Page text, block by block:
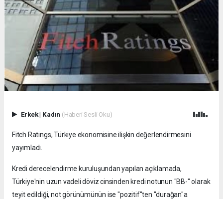
Erkek| Kadın (Haberi Sesli Oku)
Fitch Ratings, Türkiye ekonomisine ilişkin değerlendirmesini
yayımladı.
Kredi derecelendirme kuruluşundan yapılan açıklamada,
Türkiye'nin uzun vadeli döviz cinsinden kredi notunun "BB-" olarak
teyit edildiği, not görünümünün ise "pozitif"ten "durağan"a